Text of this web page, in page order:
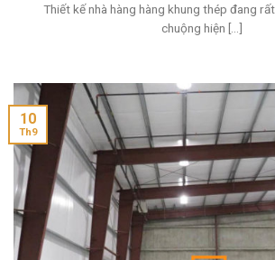
Thiết kế nhà hàng hàng khung thép đang
chuộng hiện [...]
10
Th9